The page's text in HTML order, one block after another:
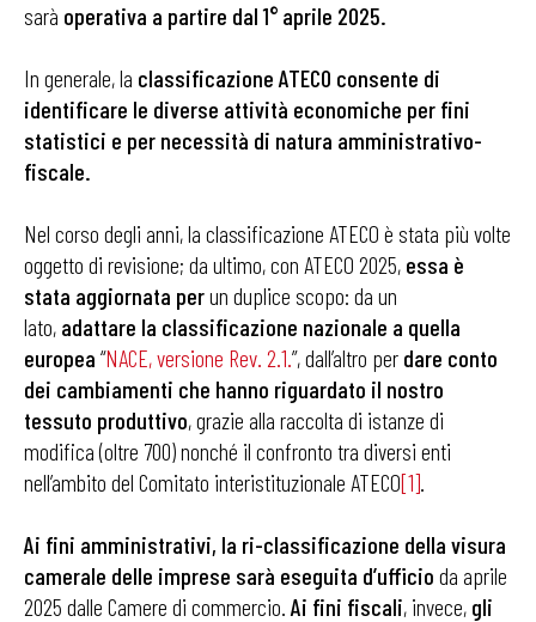
sarà operativa a partire dal 1° aprile 2025.
In generale, la classificazione ATECO consente di
identificare le diverse attività economiche per fini
statistici e per necessità di natura amministrativo-
fiscale.
Nel corso degli anni, la classificazione ATECO è stata più volte
oggetto di revisione; da ultimo, con ATECO 2025, essa è
stata aggiornata perun duplice scopo: da un
lato, adattare la classificazione nazionale a quella
europea “NACE, versione Rev. 2.1.”, dall’altro per dare conto
dei cambiamenti che hanno riguardato il nostro
tessuto produttivo, grazie alla raccolta di istanze di
modifica (oltre 700) nonché il confronto tra diversi enti
nell’ambito del Comitato interistituzionale ATECO[1].
Ai fini amministrativi, la ri-classificazione della visura
camerale delle imprese sarà eseguita d’ufficio da aprile
2025 dalle Camere di commercio. Ai fini fiscali, invece, gli